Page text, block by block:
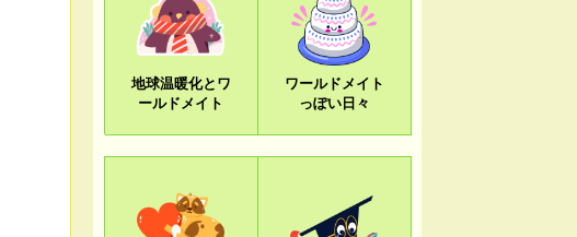
地球温暖化とワ
ールドメイト
ワールドメイト
っぽい日々